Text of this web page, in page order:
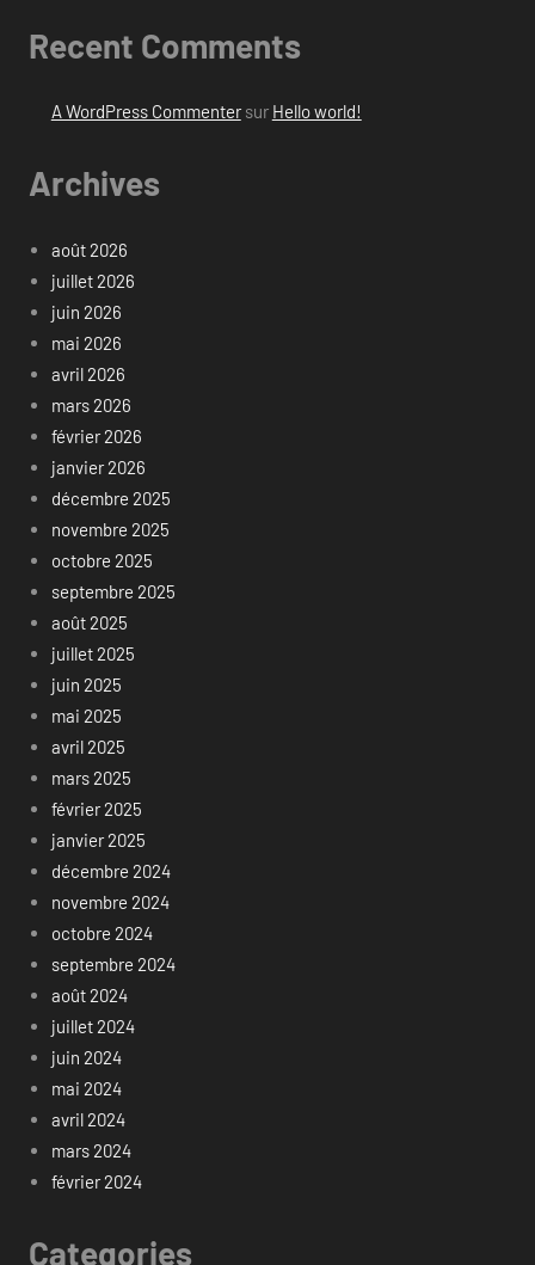
Recent Comments
A WordPress Commentersur Hello world!
Archives
août 2026
juillet 2026
juin 2026
mai 2026
avril 2026
mars 2026
février 2026
janvier 2026
décembre 2025
novembre 2025
octobre 2025
septembre 2025
août 2025
juillet 2025
juin 2025
mai 2025
avril 2025
mars 2025
février 2025
janvier 2025
décembre 2024
novembre 2024
octobre 2024
septembre 2024
août 2024
juillet 2024
juin 2024
mai 2024
avril 2024
mars 2024
février 2024
Categories